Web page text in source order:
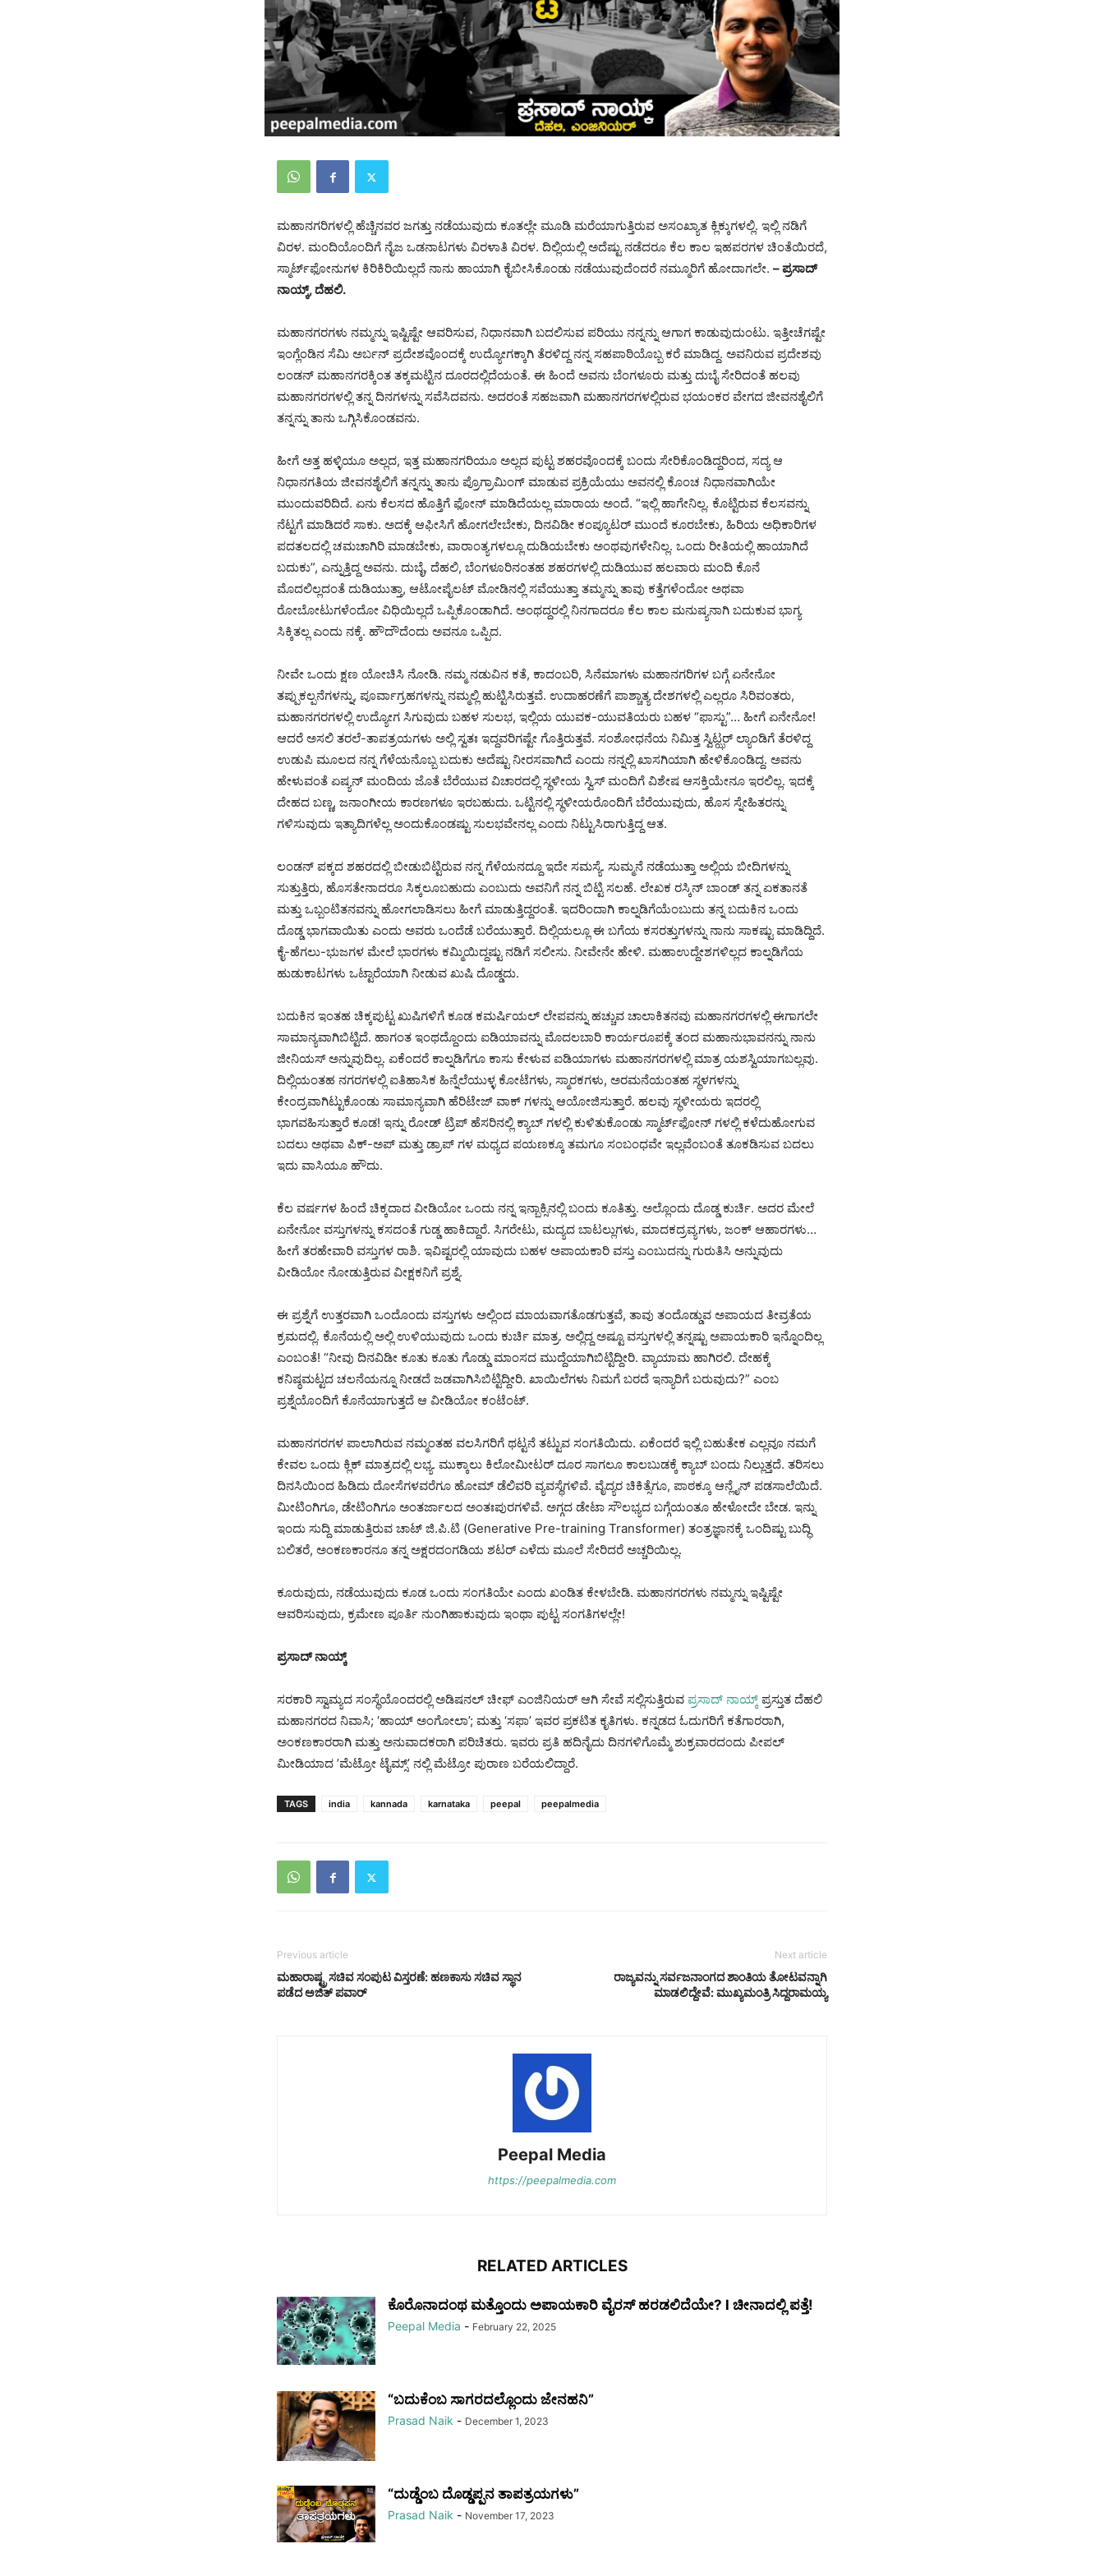
ಮಹಾನಗರಿಗಳಲ್ಲಿ ಹೆಚ್ಚಿನವರ ಜಗತ್ತು ನಡೆಯುವುದು ಕೂತಲ್ಲೇ ಮೂಡಿ ಮರೆಯಾಗುತ್ತಿರುವ ಅಸಂಖ್ಯಾತ ಕ್ಲಿಕ್ಕುಗಳಲ್ಲಿ. ಇಲ್ಲಿ ನಡಿಗೆ
ವಿರಳ. ಮಂದಿಯೊಂದಿಗೆ ನೈಜ ಒಡನಾಟಗಳು ವಿರಳಾತಿ ವಿರಳ. ದಿಲ್ಲಿಯಲ್ಲಿ ಅದೆಷ್ಟು ನಡೆದರೂ ಕೆಲ ಕಾಲ ಇಹಪರಗಳ ಚಿಂತೆಯಿರದೆ,
ಸ್ಮಾರ್ಟ್‍ಫೋನುಗಳ ಕಿರಿಕಿರಿಯಿಲ್ಲದೆ ನಾನು ಹಾಯಾಗಿ ಕೈಬೀಸಿಕೊಂಡು ನಡೆಯುವುದೆಂದರೆ ನಮ್ಮೂರಿಗೆ ಹೋದಾಗಲೇ. – ಪ್ರಸಾದ್‌
ನಾಯ್ಕ್, ದೆಹಲಿ.
ಮಹಾನಗರಗಳು ನಮ್ಮನ್ನು ಇಷ್ಟಿಷ್ಟೇ ಆವರಿಸುವ, ನಿಧಾನವಾಗಿ ಬದಲಿಸುವ ಪರಿಯು ನನ್ನನ್ನು ಆಗಾಗ ಕಾಡುವುದುಂಟು. ಇತ್ತೀಚೆಗಷ್ಟೇ
ಇಂಗ್ಲೆಂಡಿನ ಸೆಮಿ ಅರ್ಬನ್ ಪ್ರದೇಶವೊಂದಕ್ಕೆ ಉದ್ಯೋಗಕ್ಕಾಗಿ ತೆರಳಿದ್ದ ನನ್ನ ಸಹಪಾಠಿಯೊಬ್ಬ ಕರೆ ಮಾಡಿದ್ದ. ಅವನಿರುವ ಪ್ರದೇಶವು
ಲಂಡನ್ ಮಹಾನಗರಕ್ಕಿಂತ ತಕ್ಕಮಟ್ಟಿನ ದೂರದಲ್ಲಿದೆಯಂತೆ. ಈ ಹಿಂದೆ ಅವನು ಬೆಂಗಳೂರು ಮತ್ತು ದುಬೈ ಸೇರಿದಂತೆ ಹಲವು
ಮಹಾನಗರಗಳಲ್ಲಿ ತನ್ನ ದಿನಗಳನ್ನು ಸವೆಸಿದವನು. ಅದರಂತೆ ಸಹಜವಾಗಿ ಮಹಾನಗರಗಳಲ್ಲಿರುವ ಭಯಂಕರ ವೇಗದ ಜೀವನಶೈಲಿಗೆ
ತನ್ನನ್ನು ತಾನು ಒಗ್ಗಿಸಿಕೊಂಡವನು.
ಹೀಗೆ ಅತ್ತ ಹಳ್ಳಿಯೂ ಅಲ್ಲದ, ಇತ್ತ ಮಹಾನಗರಿಯೂ ಅಲ್ಲದ ಪುಟ್ಟ ಶಹರವೊಂದಕ್ಕೆ ಬಂದು ಸೇರಿಕೊಂಡಿದ್ದರಿಂದ, ಸದ್ಯ ಆ
ನಿಧಾನಗತಿಯ ಜೀವನಶೈಲಿಗೆ ತನ್ನನ್ನು ತಾನು ಪ್ರೊಗ್ರಾಮಿಂಗ್ ಮಾಡುವ ಪ್ರಕ್ರಿಯೆಯು ಅವನಲ್ಲಿ ಕೊಂಚ ನಿಧಾನವಾಗಿಯೇ
ಮುಂದುವರಿದಿದೆ. ಏನು ಕೆಲಸದ ಹೊತ್ತಿಗೆ ಫೋನ್ ಮಾಡಿದೆಯಲ್ಲ ಮಾರಾಯ ಅಂದೆ. “ಇಲ್ಲಿ ಹಾಗೇನಿಲ್ಲ. ಕೊಟ್ಟಿರುವ ಕೆಲಸವನ್ನು
ನೆಟ್ಟಗೆ ಮಾಡಿದರೆ ಸಾಕು. ಅದಕ್ಕೆ ಆಫೀಸಿಗೆ ಹೋಗಲೇಬೇಕು, ದಿನವಿಡೀ ಕಂಪ್ಯೂಟರ್ ಮುಂದೆ ಕೂರಬೇಕು, ಹಿರಿಯ ಅಧಿಕಾರಿಗಳ
ಪದತಲದಲ್ಲಿ ಚಮಚಾಗಿರಿ ಮಾಡಬೇಕು, ವಾರಾಂತ್ಯಗಳಲ್ಲೂ ದುಡಿಯಬೇಕು ಅಂಥವುಗಳೇನಿಲ್ಲ. ಒಂದು ರೀತಿಯಲ್ಲಿ ಹಾಯಾಗಿದೆ
ಬದುಕು”, ಎನ್ನುತ್ತಿದ್ದ ಅವನು. ದುಬೈ, ದೆಹಲಿ, ಬೆಂಗಳೂರಿನಂತಹ ಶಹರಗಳಲ್ಲಿ ದುಡಿಯುವ ಹಲವಾರು ಮಂದಿ ಕೊನೆ
ಮೊದಲಿಲ್ಲದಂತೆ ದುಡಿಯುತ್ತಾ, ಆಟೋಪೈಲಟ್ ಮೋಡಿನಲ್ಲಿ ಸವೆಯುತ್ತಾ ತಮ್ಮನ್ನು ತಾವು ಕತ್ತೆಗಳೆಂದೋ ಅಥವಾ
ರೋಬೋಟುಗಳೆಂದೋ ವಿಧಿಯಿಲ್ಲದೆ ಒಪ್ಪಿಕೊಂಡಾಗಿದೆ. ಅಂಥದ್ದರಲ್ಲಿ ನಿನಗಾದರೂ ಕೆಲ ಕಾಲ ಮನುಷ್ಯನಾಗಿ ಬದುಕುವ ಭಾಗ್ಯ
ಸಿಕ್ಕಿತಲ್ಲ ಎಂದು ನಕ್ಕೆ. ಹೌದೌದೆಂದು ಅವನೂ ಒಪ್ಪಿದ.
ನೀವೇ ಒಂದು ಕ್ಷಣ ಯೋಚಿಸಿ ನೋಡಿ. ನಮ್ಮ ನಡುವಿನ ಕತೆ, ಕಾದಂಬರಿ, ಸಿನೆಮಾಗಳು ಮಹಾನಗರಿಗಳ ಬಗ್ಗೆ ಏನೇನೋ
ತಪ್ಪುಕಲ್ಪನೆಗಳನ್ನು, ಪೂರ್ವಾಗ್ರಹಗಳನ್ನು ನಮ್ಮಲ್ಲಿ ಹುಟ್ಟಿಸಿರುತ್ತವೆ. ಉದಾಹರಣೆಗೆ ಪಾಶ್ಚಾತ್ಯ ದೇಶಗಳಲ್ಲಿ ಎಲ್ಲರೂ ಸಿರಿವಂತರು,
ಮಹಾನಗರಗಳಲ್ಲಿ ಉದ್ಯೋಗ ಸಿಗುವುದು ಬಹಳ ಸುಲಭ, ಇಲ್ಲಿಯ ಯುವಕ-ಯುವತಿಯರು ಬಹಳ “ಫಾಸ್ಟು”… ಹೀಗೆ ಏನೇನೋ!
ಆದರೆ ಅಸಲಿ ತರಲೆ-ತಾಪತ್ರಯಗಳು ಅಲ್ಲಿ ಸ್ವತಃ ಇದ್ದವರಿಗಷ್ಟೇ ಗೊತ್ತಿರುತ್ತವೆ. ಸಂಶೋಧನೆಯ ನಿಮಿತ್ತ ಸ್ವಿಟ್ಝರ್‌ ಲ್ಯಾಂಡಿಗೆ ತೆರಳಿದ್ದ
ಉಡುಪಿ ಮೂಲದ ನನ್ನ ಗೆಳೆಯನೊಬ್ಬ ಬದುಕು ಅದೆಷ್ಟು ನೀರಸವಾಗಿದೆ ಎಂದು ನನ್ನಲ್ಲಿ ಖಾಸಗಿಯಾಗಿ ಹೇಳಿಕೊಂಡಿದ್ದ. ಅವನು
ಹೇಳುವಂತೆ ಏಷ್ಯನ್ ಮಂದಿಯ ಜೊತೆ ಬೆರೆಯುವ ವಿಚಾರದಲ್ಲಿ ಸ್ಥಳೀಯ ಸ್ವಿಸ್ ಮಂದಿಗೆ ವಿಶೇಷ ಆಸಕ್ತಿಯೇನೂ ಇರಲಿಲ್ಲ. ಇದಕ್ಕೆ
ದೇಹದ ಬಣ್ಣ, ಜನಾಂಗೀಯ ಕಾರಣಗಳೂ ಇರಬಹುದು. ಒಟ್ಟಿನಲ್ಲಿ ಸ್ಥಳೀಯರೊಂದಿಗೆ ಬೆರೆಯುವುದು, ಹೊಸ ಸ್ನೇಹಿತರನ್ನು
ಗಳಿಸುವುದು ಇತ್ಯಾದಿಗಳೆಲ್ಲ ಅಂದುಕೊಂಡಷ್ಟು ಸುಲಭವೇನಲ್ಲ ಎಂದು ನಿಟ್ಟುಸಿರಾಗುತ್ತಿದ್ದ ಆತ.
ಲಂಡನ್ ಪಕ್ಕದ ಶಹರದಲ್ಲಿ ಬೀಡುಬಿಟ್ಟಿರುವ ನನ್ನ ಗೆಳೆಯನದ್ದೂ ಇದೇ ಸಮಸ್ಯೆ. ಸುಮ್ಮನೆ ನಡೆಯುತ್ತಾ ಅಲ್ಲಿಯ ಬೀದಿಗಳನ್ನು
ಸುತ್ತುತ್ತಿರು, ಹೊಸತೇನಾದರೂ ಸಿಕ್ಕಲೂಬಹುದು ಎಂಬುದು ಅವನಿಗೆ ನನ್ನ ಬಿಟ್ಟಿ ಸಲಹೆ. ಲೇಖಕ ರಸ್ಕಿನ್ ಬಾಂಡ್ ತನ್ನ ಏಕತಾನತೆ
ಮತ್ತು ಒಬ್ಬಂಟಿತನವನ್ನು ಹೋಗಲಾಡಿಸಲು ಹೀಗೆ ಮಾಡುತ್ತಿದ್ದರಂತೆ. ಇದರಿಂದಾಗಿ ಕಾಲ್ನಡಿಗೆಯೆಂಬುದು ತನ್ನ ಬದುಕಿನ ಒಂದು
ದೊಡ್ಡ ಭಾಗವಾಯಿತು ಎಂದು ಅವರು ಒಂದೆಡೆ ಬರೆಯುತ್ತಾರೆ. ದಿಲ್ಲಿಯಲ್ಲೂ ಈ ಬಗೆಯ ಕಸರತ್ತುಗಳನ್ನು ನಾನು ಸಾಕಷ್ಟು ಮಾಡಿದ್ದಿದೆ.
ಕೈ-ಹೆಗಲು-ಭುಜಗಳ ಮೇಲೆ ಭಾರಗಳು ಕಮ್ಮಿಯಿದ್ದಷ್ಟು ನಡಿಗೆ ಸಲೀಸು. ನೀವೇನೇ ಹೇಳಿ. ಮಹಾಉದ್ದೇಶಗಳಿಲ್ಲದ ಕಾಲ್ನಡಿಗೆಯ
ಹುಡುಕಾಟಗಳು ಒಟ್ಟಾರೆಯಾಗಿ ನೀಡುವ ಖುಷಿ ದೊಡ್ಡದು.
ಬದುಕಿನ ಇಂತಹ ಚಿಕ್ಕಪುಟ್ಟ ಖುಷಿಗಳಿಗೆ ಕೂಡ ಕಮರ್ಷಿಯಲ್ ಲೇಪವನ್ನು ಹಚ್ಚುವ ಚಾಲಾಕಿತನವು ಮಹಾನಗರಗಳಲ್ಲಿ ಈಗಾಗಲೇ
ಸಾಮಾನ್ಯವಾಗಿಬಿಟ್ಟಿದೆ. ಹಾಗಂತ ಇಂಥದ್ದೊಂದು ಐಡಿಯಾವನ್ನು ಮೊದಲಬಾರಿ ಕಾರ್ಯರೂಪಕ್ಕೆ ತಂದ ಮಹಾನುಭಾವನನ್ನು ನಾನು
ಜೀನಿಯಸ್ ಅನ್ನುವುದಿಲ್ಲ. ಏಕೆಂದರೆ ಕಾಲ್ನಡಿಗೆಗೂ ಕಾಸು ಕೇಳುವ ಐಡಿಯಾಗಳು ಮಹಾನಗರಗಳಲ್ಲಿ ಮಾತ್ರ ಯಶಸ್ವಿಯಾಗಬಲ್ಲವು.
ದಿಲ್ಲಿಯಂತಹ ನಗರಗಳಲ್ಲಿ ಐತಿಹಾಸಿಕ ಹಿನ್ನೆಲೆಯುಳ್ಳ ಕೋಟೆಗಳು, ಸ್ಮಾರಕಗಳು, ಅರಮನೆಯಂತಹ ಸ್ಥಳಗಳನ್ನು
ಕೇಂದ್ರವಾಗಿಟ್ಟುಕೊಂಡು ಸಾಮಾನ್ಯವಾಗಿ ಹೆರಿಟೇಜ್ ವಾಕ್ ಗಳನ್ನು ಆಯೋಜಿಸುತ್ತಾರೆ. ಹಲವು ಸ್ಥಳೀಯರು ಇದರಲ್ಲಿ
ಭಾಗವಹಿಸುತ್ತಾರೆ ಕೂಡ! ಇನ್ನು ರೋಡ್ ಟ್ರಿಪ್ ಹೆಸರಿನಲ್ಲಿ ಕ್ಯಾಬ್ ಗಳಲ್ಲಿ ಕುಳಿತುಕೊಂಡು ಸ್ಮಾರ್ಟ್‍ಫೋನ್ ಗಳಲ್ಲಿ ಕಳೆದುಹೋಗುವ
ಬದಲು ಅಥವಾ ಪಿಕ್-ಅಪ್ ಮತ್ತು ಡ್ರಾಪ್ ಗಳ ಮಧ್ಯದ ಪಯಣಕ್ಕೂ ತಮಗೂ ಸಂಬಂಧವೇ ಇಲ್ಲವೆಂಬಂತೆ ತೂಕಡಿಸುವ ಬದಲು
ಇದು ವಾಸಿಯೂ ಹೌದು.
ಕೆಲ ವರ್ಷಗಳ ಹಿಂದೆ ಚಿಕ್ಕದಾದ ವೀಡಿಯೋ ಒಂದು ನನ್ನ ಇನ್ಬಾಕ್ಸಿನಲ್ಲಿ ಬಂದು ಕೂತಿತ್ತು. ಅಲ್ಲೊಂದು ದೊಡ್ಡ ಕುರ್ಚಿ. ಅದರ ಮೇಲೆ
ಏನೇನೋ ವಸ್ತುಗಳನ್ನು ಕಸದಂತೆ ಗುಡ್ಡ ಹಾಕಿದ್ದಾರೆ. ಸಿಗರೇಟು, ಮದ್ಯದ ಬಾಟಲ್ಲುಗಳು, ಮಾದಕದ್ರವ್ಯಗಳು, ಜಂಕ್ ಆಹಾರಗಳು…
ಹೀಗೆ ತರಹೇವಾರಿ ವಸ್ತುಗಳ ರಾಶಿ. ಇವಿಷ್ಟರಲ್ಲಿ ಯಾವುದು ಬಹಳ ಅಪಾಯಕಾರಿ ವಸ್ತು ಎಂಬುದನ್ನು ಗುರುತಿಸಿ ಅನ್ನುವುದು
ವೀಡಿಯೋ ನೋಡುತ್ತಿರುವ ವೀಕ್ಷಕನಿಗೆ ಪ್ರಶ್ನೆ.
ಈ ಪ್ರಶ್ನೆಗೆ ಉತ್ತರವಾಗಿ ಒಂದೊಂದು ವಸ್ತುಗಳು ಅಲ್ಲಿಂದ ಮಾಯವಾಗತೊಡಗುತ್ತವೆ, ತಾವು ತಂದೊಡ್ಡುವ ಅಪಾಯದ ತೀವ್ರತೆಯ
ಕ್ರಮದಲ್ಲಿ. ಕೊನೆಯಲ್ಲಿ ಅಲ್ಲಿ ಉಳಿಯುವುದು ಒಂದು ಕುರ್ಚಿ ಮಾತ್ರ. ಅಲ್ಲಿದ್ದ ಅಷ್ಟೂ ವಸ್ತುಗಳಲ್ಲಿ ತನ್ನಷ್ಟು ಅಪಾಯಕಾರಿ ಇನ್ನೊಂದಿಲ್ಲ
ಎಂಬಂತೆ! “ನೀವು ದಿನವಿಡೀ ಕೂತು ಕೂತು ಗೊಡ್ಡು ಮಾಂಸದ ಮುದ್ದೆಯಾಗಿಬಿಟ್ಟಿದ್ದೀರಿ. ವ್ಯಾಯಾಮ ಹಾಗಿರಲಿ. ದೇಹಕ್ಕೆ
ಕನಿಷ್ಠಮಟ್ಟದ ಚಲನೆಯನ್ನೂ ನೀಡದೆ ಜಡವಾಗಿಸಿಬಿಟ್ಟಿದ್ದೀರಿ. ಖಾಯಿಲೆಗಳು ನಿಮಗೆ ಬರದೆ ಇನ್ಯಾರಿಗೆ ಬರುವುದು?” ಎಂಬ
ಪ್ರಶ್ನೆಯೊಂದಿಗೆ ಕೊನೆಯಾಗುತ್ತದೆ ಆ ವೀಡಿಯೋ ಕಂಟೆಂಟ್.
ಮಹಾನಗರಗಳ ಪಾಲಾಗಿರುವ ನಮ್ಮಂತಹ ವಲಸಿಗರಿಗೆ ಥಟ್ಟನೆ ತಟ್ಟುವ ಸಂಗತಿಯಿದು. ಏಕೆಂದರೆ ಇಲ್ಲಿ ಬಹುತೇಕ ಎಲ್ಲವೂ ನಮಗೆ
ಕೇವಲ ಒಂದು ಕ್ಲಿಕ್ ಮಾತ್ರದಲ್ಲಿ ಲಭ್ಯ. ಮುಕ್ಕಾಲು ಕಿಲೋಮೀಟರ್ ದೂರ ಸಾಗಲೂ ಕಾಲಬುಡಕ್ಕೆ ಕ್ಯಾಬ್ ಬಂದು ನಿಲ್ಲುತ್ತದೆ. ತರಿಸಲು
ದಿನಸಿಯಿಂದ ಹಿಡಿದು ದೋಸೆಗಳವರೆಗೂ ಹೋಮ್ ಡೆಲಿವರಿ ವ್ಯವಸ್ಥೆಗಳಿವೆ. ವೈದ್ಯರ ಚಿಕಿತ್ಸೆಗೂ, ಪಾಠಕ್ಕೂ ಆನ್ಲೈನ್ ಪಡಸಾಲೆಯಿದೆ.
ಮೀಟಿಂಗಿಗೂ, ಡೇಟಿಂಗಿಗೂ ಅಂತರ್ಜಾಲದ ಅಂತಃಪುರಗಳಿವೆ. ಅಗ್ಗದ ಡೇಟಾ ಸೌಲಭ್ಯದ ಬಗ್ಗೆಯಂತೂ ಹೇಳೋದೇ ಬೇಡ. ಇನ್ನು
ಇಂದು ಸುದ್ದಿ ಮಾಡುತ್ತಿರುವ ಚಾಟ್ ಜಿ.ಪಿ.ಟಿ (Generative Pre-training Transformer) ತಂತ್ರಜ್ಞಾನಕ್ಕೆ ಒಂದಿಷ್ಟು ಬುದ್ಧಿ
ಬಲಿತರೆ, ಅಂಕಣಕಾರನೂ ತನ್ನ ಅಕ್ಷರದಂಗಡಿಯ ಶಟರ್ ಎಳೆದು ಮೂಲೆ ಸೇರಿದರೆ ಅಚ್ಚರಿಯಿಲ್ಲ.
ಕೂರುವುದು, ನಡೆಯುವುದು ಕೂಡ ಒಂದು ಸಂಗತಿಯೇ ಎಂದು ಖಂಡಿತ ಕೇಳಬೇಡಿ. ಮಹಾನಗರಗಳು ನಮ್ಮನ್ನು ಇಷ್ಟಿಷ್ಟೇ
ಆವರಿಸುವುದು, ಕ್ರಮೇಣ ಪೂರ್ತಿ ನುಂಗಿಹಾಕುವುದು ಇಂಥಾ ಪುಟ್ಟ ಸಂಗತಿಗಳಲ್ಲೇ!
ಪ್ರಸಾದ್ ನಾಯ್ಕ್
ಸರಕಾರಿ ಸ್ವಾಮ್ಯದ ಸಂಸ್ಥೆಯೊಂದರಲ್ಲಿ ಅಡಿಷನಲ್ ಚೀಫ್ ಎಂಜಿನಿಯರ್ ಆಗಿ ಸೇವೆ ಸಲ್ಲಿಸುತ್ತಿರುವ ಪ್ರಸಾದ್ ನಾಯ್ಕ್ ಪ್ರಸ್ತುತ ದೆಹಲಿ
ಮಹಾನಗರದ ನಿವಾಸಿ; ‘ಹಾಯ್ ಅಂಗೋಲಾ’; ಮತ್ತು ‘ಸಫಾ’ ಇವರ ಪ್ರಕಟಿತ ಕೃತಿಗಳು. ಕನ್ನಡದ ಓದುಗರಿಗೆ ಕತೆಗಾರರಾಗಿ,
ಅಂಕಣಕಾರರಾಗಿ ಮತ್ತು ಅನುವಾದಕರಾಗಿ ಪರಿಚಿತರು. ಇವರು ಪ್ರತಿ ಹದಿನೈದು ದಿನಗಳಿಗೊಮ್ಮೆ ಶುಕ್ರವಾರದಂದು ಪೀಪಲ್‌
ಮೀಡಿಯಾದ ʼಮೆಟ್ರೋ ಟೈಮ್ಸ್‌ʼ ನಲ್ಲಿ ಮೆಟ್ರೋ ಪುರಾಣ ಬರೆಯಲಿದ್ದಾರೆ.
TAGS india kannada karnataka peepal peepalmedia
Previous article
ಮಹಾರಾಷ್ಟ್ರ ಸಚಿವ ಸಂಪುಟ ವಿಸ್ತರಣೆ: ಹಣಕಾಸು ಸಚಿವ ಸ್ಥಾನ
ಪಡೆದ ಅಜಿತ್ ಪವಾರ್
Next article
ರಾಜ್ಯವನ್ನು ಸರ್ವಜನಾಂಗದ ಶಾಂತಿಯ ತೋಟವನ್ನಾಗಿ
ಮಾಡಲಿದ್ದೇವೆ: ಮುಖ್ಯಮಂತ್ರಿ ಸಿದ್ದರಾಮಯ್ಯ
Peepal Media
https://peepalmedia.com
RELATED ARTICLES
ಕೊರೊನಾದಂಥ ಮತ್ತೊಂದು ಅಪಾಯಕಾರಿ ವೈರಸ್ ಹರಡಲಿದೆಯೇ? l ಚೀನಾದಲ್ಲಿ ಪತ್ತೆ!
Peepal Media - February 22, 2025
“ಬದುಕೆಂಬ ಸಾಗರದಲ್ಲೊಂದು ಜೇನಹನಿ”
Prasad Naik - December 1, 2023
“ದುಡ್ಡೆಂಬ ದೊಡ್ಡಪ್ಪನ ತಾಪತ್ರಯಗಳು”
Prasad Naik - November 17, 2023